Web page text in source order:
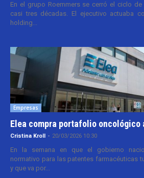
En el grupo Roemmers se cerró el ciclo
casi tres décadas. El ejecutivo actuaba
holding...
Empresas
Elea compra portafolio oncológico
Cristina Kroll - 20/03/2026 10:30
En la semana en que el gobierno
normativo para las patentes farmacéuticas
y que va por...